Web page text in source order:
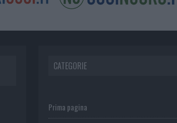
CATEGORIE
Prima pagina